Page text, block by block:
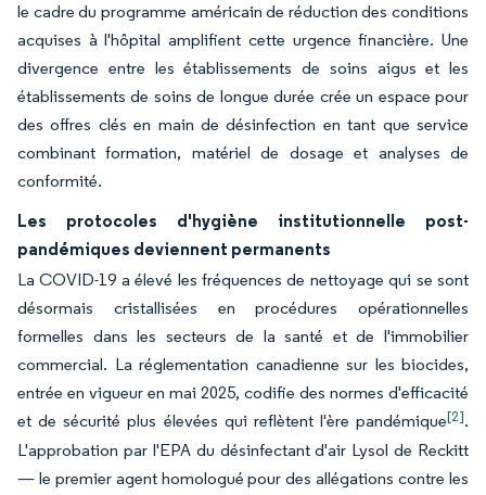
le cadre du programme américain de réduction des conditions
acquises à l'hôpital amplifient cette urgence financière. Une
divergence entre les établissements de soins aigus et les
établissements de soins de longue durée crée un espace pour
des offres clés en main de désinfection en tant que service
combinant formation, matériel de dosage et analyses de
conformité.
Les protocoles d'hygiène institutionnelle post-
pandémiques deviennent permanents
La COVID-19 a élevé les fréquences de nettoyage qui se sont
désormais cristallisées en procédures opérationnelles
formelles dans les secteurs de la santé et de l'immobilier
commercial. La réglementation canadienne sur les biocides,
entrée en vigueur en mai 2025, codifie des normes d'efficacité
et de sécurité plus élevées qui reflètent l'ère pandémique[2].
L'approbation par l'EPA du désinfectant d'air Lysol de Reckitt
— le premier agent homologué pour des allégations contre les